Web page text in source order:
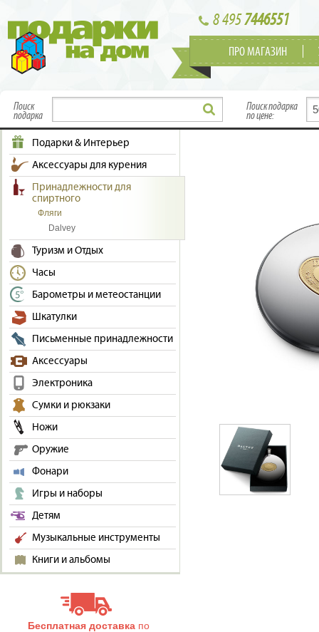
8 4957446551
ПРО МАГАЗИН
Поиск
подарка
Поиск подарка
по цене:
Подарки & Интерьер
Аксессуары для курения
Принадлежности для
спиртного
Фляги
Dalvey
Туризм и Отдых
Часы
Барометры и метеостанции
Шкатулки
Письменные принадлежности
Аксессуары
Электроника
Сумки и рюкзаки
Ножи
Оружие
Фонари
Игры и наборы
Детям
Музыкальные инструменты
Книги и альбомы
Бесплатная доставкапо